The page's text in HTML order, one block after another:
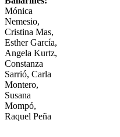
Mónica
Nemesio,
Cristina Mas,
Esther García,
Angela Kurtz,
Constanza
Sarrió, Carla
Montero,
Susana
Mompó,
Raquel Peña